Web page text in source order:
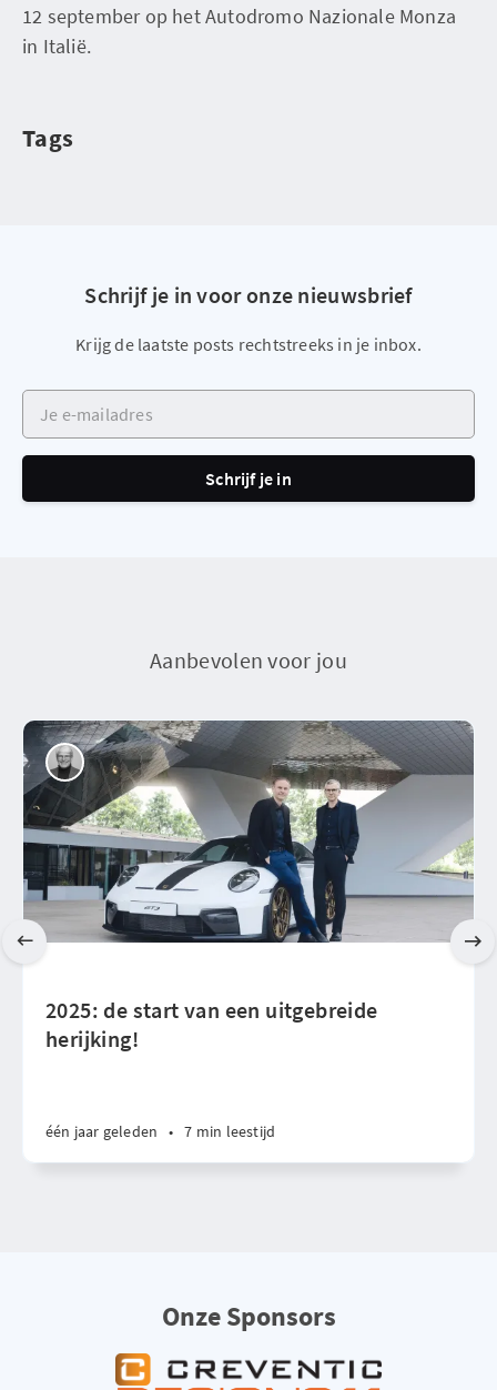
12 september op het Autodromo Nazionale Monza
in Italië.
Tags
Schrijf je in voor onze nieuwsbrief
Krijg de laatste posts rechtstreeks in je inbox.
Je e-mailadres
Schrijf je in
Aanbevolen voor jou
2025: de start van een uitgebreide
herijking!
één jaar geleden • 7 min leestijd
Onze Sponsors